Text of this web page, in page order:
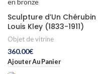
Sculpture d’Un Chérubin
Louis Kley (1833-1911)
Objet de vitrine
360.00€
Ajouter Au Panier